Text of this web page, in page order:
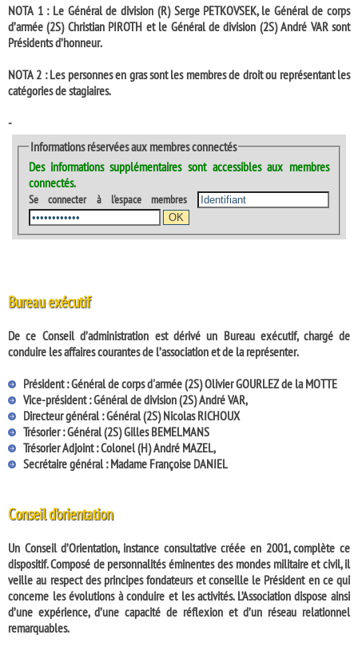
NOTA 1 : Le Général de division (R) Serge PETKOVSEK, le Général de corps
d’armée (2S) Christian PIROTH et le Général de division (2S) André VAR sont
Présidents d’honneur.
NOTA 2 : Les personnes en gras sont les membres de droit ou représentant les
catégories de stagiaires.
-
Informations réservées aux membres connectés
Des informations supplémentairessont accessibles aux membres
connectés.
Se connecter à l'espace membres
Bureau exécutif
De ce Conseil d’administration est dérivé un Bureau exécutif, chargé de
conduire les affaires courantes de l’association et de la représenter.
Président: Général de corps d'armée (2S) Olivier GOURLEZ de la MOTTE
Vice-président: Général de division (2S) André VAR,
Directeur général: Général (2S) Nicolas RICHOUX
Trésorier: Général (2S) Gilles BEMELMANS
Trésorier Adjoint: Colonel (H) André MAZEL,
Secrétaire général: Madame Françoise DANIEL
Conseil d'orientation
Un Conseil d’Orientation, instance consultative créée en 2001, complète ce
dispositif. Composé de personnalités éminentes des mondes militaire et civil, il
veille au respect des principes fondateurs et conseille le Président en ce qui
concerne les évolutions à conduire et les activités. L’Association dispose ainsi
d’une expérience, d’une capacité de réflexion et d’un réseau relationnel
remarquables.